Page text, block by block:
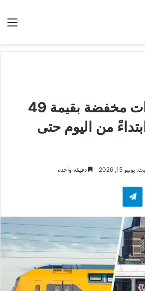
تذكرة قطارات مخفضة بقيمة 49
من اليوم حتى
15, 2026 دقيقة واحدة
تيلقرام